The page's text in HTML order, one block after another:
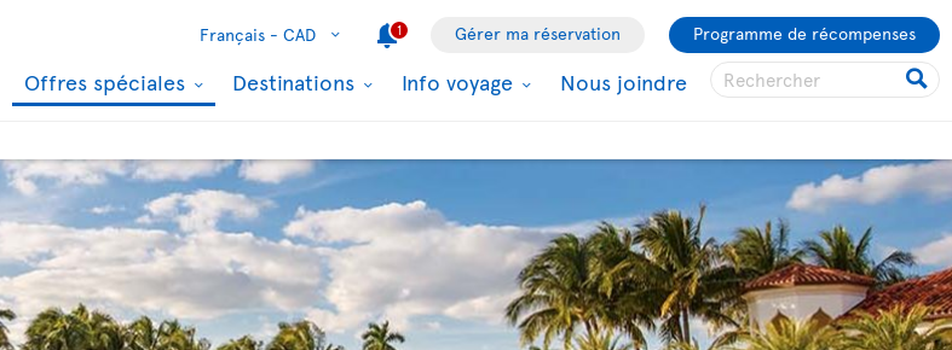
Français - CAD 1 Gérer ma réservation Programme de récompenses
Offres spéciales Destinations Info voyage Nous joindre